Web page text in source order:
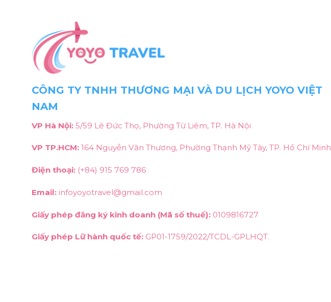
CÔNG TY TNHH THƯƠNG MẠI VÀ DU LỊCH YOYO VIỆT
NAM
VP Hà Nội: 5/59 Lê Đức Thọ, Phường Từ Liêm, TP. Hà Nội
VP TP.HCM: 164 Nguyễn Văn Thương, Phường Thạnh Mỹ Tây, TP. Hồ Chí Minh
Điện thoại: (+84) 915 769 786
Email: infoyoyotravel@gmail.com
Giấy phép đăng ký kinh doanh (Mã số thuế): 0109816727
Giấy phép Lữ hành quốc tế: GP01-1759/2022/TCDL-GPLHQT.